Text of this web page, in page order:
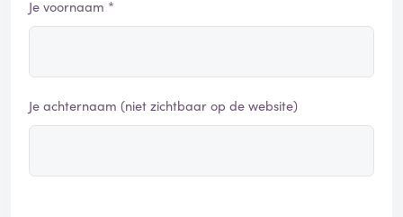
Je voornaam *
Je achternaam (niet zichtbaar op de website)